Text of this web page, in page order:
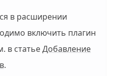
в расширении
включить плагин
в статьеДобавление
.